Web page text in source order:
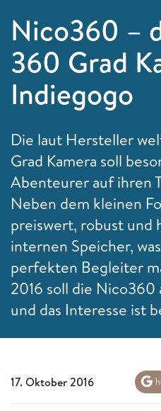
Nico360 –
360 Grad
Indiegogo
Die laut Hersteller
Grad Kamera soll
Abenteurer auf ihren
Neben dem kleinen
preiswert, robust und
internen Speicher,
perfekten Begleiter
2016 soll die
und das Interesse ist
17. Oktober 2016